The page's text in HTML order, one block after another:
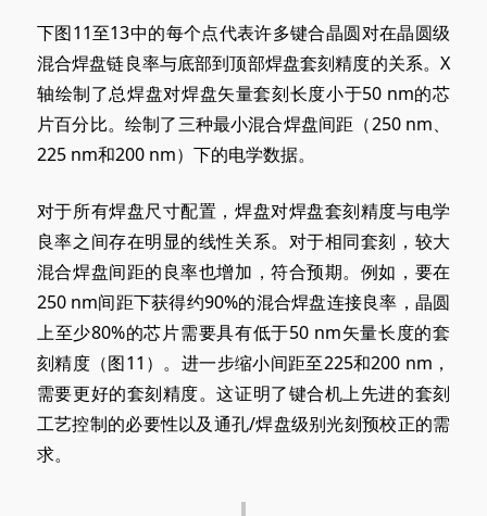
下图11至13中的每个点代表许多键合晶圆对在晶圆级
混合焊盘链良率与底部到顶部焊盘套刻精度的关系。X
轴绘制了总焊盘对焊盘矢量套刻长度小于50 nm的芯
片百分比。绘制了三种最小混合焊盘间距（250 nm、
225 nm和200 nm）下的电学数据。
对于所有焊盘尺寸配置，焊盘对焊盘套刻精度与电学
良率之间存在明显的线性关系。对于相同套刻，较大
混合焊盘间距的良率也增加，符合预期。例如，要在
250 nm间距下获得约90%的混合焊盘连接良率，晶圆
上至少80%的芯片需要具有低于50 nm矢量长度的套
刻精度（图11）。进一步缩小间距至225和200 nm，
需要更好的套刻精度。这证明了键合机上先进的套刻
工艺控制的必要性以及通孔/焊盘级别光刻预校正的需
求。